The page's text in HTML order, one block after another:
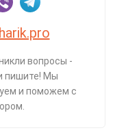
вопросы -
пишите! Мы
и поможем с